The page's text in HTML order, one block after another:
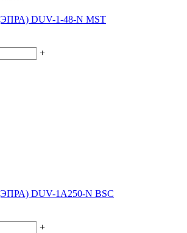
DUV-1-48-N MST
+
DUV-1A250-N BSC
+